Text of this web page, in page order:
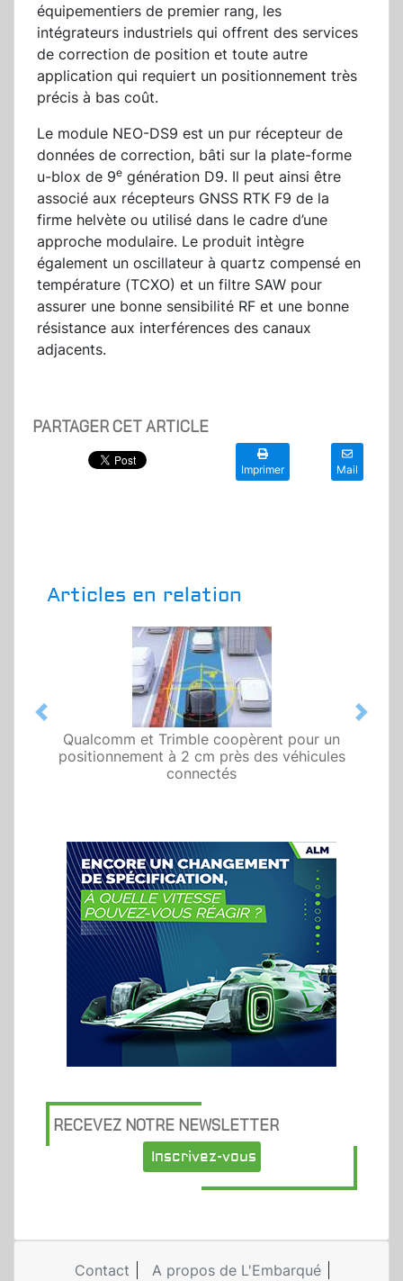
équipementiers de premier rang, les
intégrateurs industriels qui offrent des services
de correction de position et toute autre
application qui requiert un positionnement très
précis à bas coût.
Le module NEO-DS9 est un pur récepteur de
données de correction, bâti sur la plate-forme
u-blox de 9e génération D9. Il peut ainsi être
associé aux récepteurs GNSS RTK F9 de la
firme helvète ou utilisé dans le cadre d’une
approche modulaire. Le produit intègre
également un oscillateur à quartz compensé en
température (TCXO) et un filtre SAW pour
assurer une bonne sensibilité RF et une bonne
résistance aux interférences des canaux
adjacents.
PARTAGER CET ARTICLE
Imprimer Mail
Articles en relation
Qualcomm et Trimble coopèrent pour un
positionnement à 2 cm près des véhicules
connectés
Previous Next
RECEVEZ NOTRE NEWSLETTER
Inscrivez-vous
Contact A propos de L'Embarqué